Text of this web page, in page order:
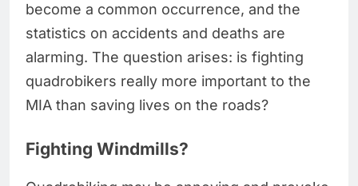
become a common occurrence, and the
statistics on accidents and deaths are
alarming. The question arises: is fighting
quadrobikers really more important to the
MIA than saving lives on the roads?
Fighting Windmills?